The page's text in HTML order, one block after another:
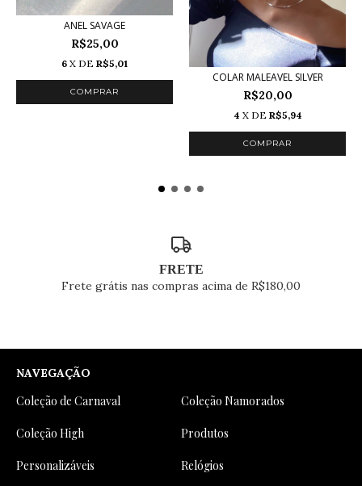
ANEL SAVAGE
R$25,00
6 X DE R$5,01
COMPRAR
COLAR MALEAVEL SILVER
R$20,00
4 X DE R$5,94
FRETE
Frete grátis nas compras acima de R$180,00
NAVEGAÇÃO
Coleção de Carnaval Coleção Namorados
Coleção High Produtos
Personalizáveis Relógios